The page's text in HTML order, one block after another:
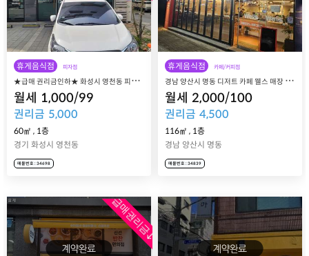
휴게음식점 피자점
★
급매 권리금인하★ 화성시 영천동 피자나라치킨공주 동탄영천점 매장 매매 양도 양수
월세 1,000/99
권리금 5,000
60㎡ , 1층
경기 화성시 영천동
매물번호 : 34698
휴게음식점 카페/커피점
경
남 양산시 명동 디저트 카페 웰스 매장 매매 양도
월세 2,000/100
권리금 4,500
116㎡ , 1층
경남 양산시 명동
매물번호 : 34839
급매권리금↓